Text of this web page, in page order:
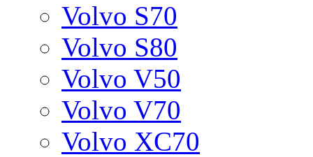
Volvo S70
Volvo S80
Volvo V50
Volvo V70
Volvo XC70